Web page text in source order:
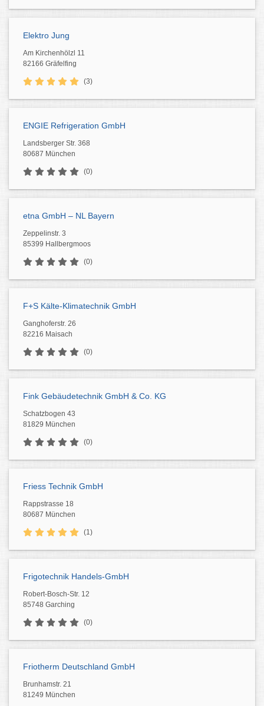
Elektro Jung
Am Kirchenhölzl 11
82166 Gräfelfing
(3)
ENGIE Refrigeration GmbH
Landsberger Str. 368
80687 München
(0)
etna GmbH – NL Bayern
Zeppelinstr. 3
85399 Hallbergmoos
(0)
F+S Kälte-Klimatechnik GmbH
Ganghoferstr. 26
82216 Maisach
(0)
Fink Gebäudetechnik GmbH & Co. KG
Schatzbogen 43
81829 München
(0)
Friess Technik GmbH
Rappstrasse 18
80687 München
(1)
Frigotechnik Handels-GmbH
Robert-Bosch-Str. 12
85748 Garching
(0)
Friotherm Deutschland GmbH
Brunhamstr. 21
81249 München